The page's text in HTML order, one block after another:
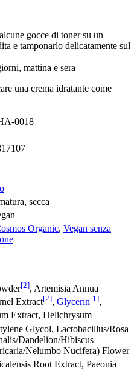
gocce di toner su un
e tamponarlo delicatamente sul
mattina e sera
una crema idratante come
0018
secca
Organic, Vegan senza
[2], Artemisia Annua
Extract[2], Glycerin[1],
Extract, Helichrysum
Glycol, Lactobacillus/Rosa
Dandelion/Hibiscus
Nelumbo Nucifera) Flower
Root Extract, Paeonia